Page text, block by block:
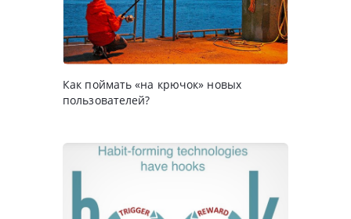
Как поймать «на крючок» новых
пользователей?